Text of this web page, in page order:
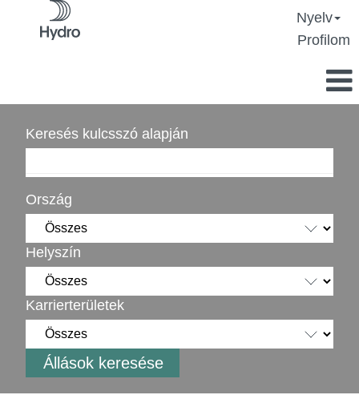
Nyelv
Profilom
Keresés kulcsszó alapján
Ország
Helyszín
Karrierterületek